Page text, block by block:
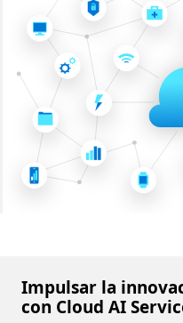
Impulsar la
con Cloud AI